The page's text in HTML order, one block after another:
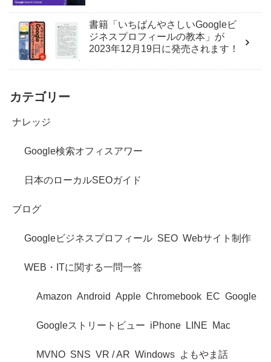
書籍「いちばんやさしいGoogleビ
ジネスプロフィールの教本」が
2023年12月19日に発売されます！
カテゴリー
ナレッジ
Google検索オフィスアワー
日本のローカルSEOガイド
ブログ
Googleビジネスプロフィール SEO Webサイト制作
WEB・ITに関する一問一答
Amazon Android Apple Chromebook EC Google
Googleストリートビュー iPhone LINE Mac
MVNO SNS VR / AR Windows よもやま話